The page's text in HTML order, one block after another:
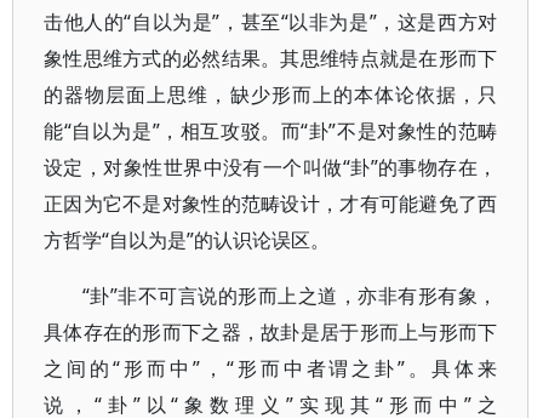
击他人的“自以为是”，甚至“以非为是”，这是西方对
象性思维方式的必然结果。其思维特点就是在形而下
的器物层面上思维，缺少形而上的本体论依据，只
能“自以为是”，相互攻驳。而“卦”不是对象性的范畴
设定，对象性世界中没有一个叫做“卦”的事物存在，
正因为它不是对象性的范畴设计，才有可能避免了西
方哲学“自以为是”的认识论误区。
“卦”非不可言说的形而上之道，亦非有形有象，
具体存在的形而下之器，故卦是居于形而上与形而下
之间的“形而中”，“形而中者谓之卦”。具体来
说，“卦”以“象数理义”实现其“形而中”之